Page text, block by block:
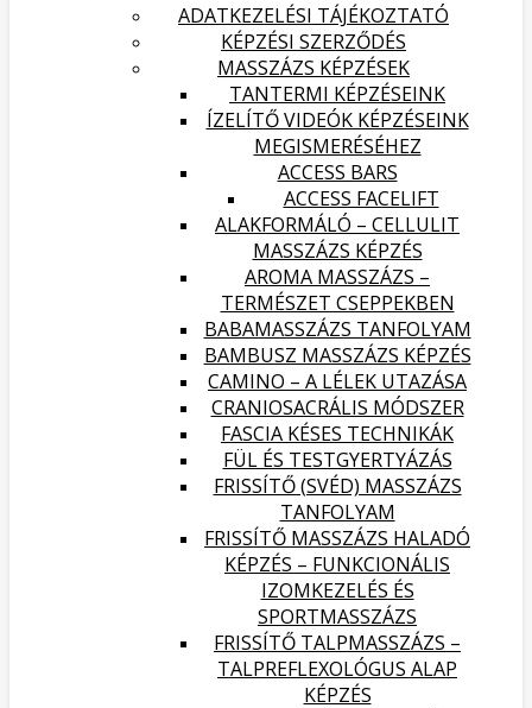
ADATKEZELÉSI TÁJÉKOZTATÓ
KÉPZÉSI SZERZŐDÉS
MASSZÁZS KÉPZÉSEK
TANTERMI KÉPZÉSEINK
ÍZELÍTŐ VIDEÓK KÉPZÉSEINK
MEGISMERÉSÉHEZ
ACCESS BARS
ACCESS FACELIFT
ALAKFORMÁLÓ – CELLULIT
MASSZÁZS KÉPZÉS
AROMA MASSZÁZS –
TERMÉSZET CSEPPEKBEN
BABAMASSZÁZS TANFOLYAM
BAMBUSZ MASSZÁZS KÉPZÉS
CAMINO – A LÉLEK UTAZÁSA
CRANIOSACRÁLIS MÓDSZER
FASCIA KÉSES TECHNIKÁK
FÜL ÉS TESTGYERTYÁZÁS
FRISSÍTŐ (SVÉD) MASSZÁZS
TANFOLYAM
FRISSÍTŐ MASSZÁZS HALADÓ
KÉPZÉS – FUNKCIONÁLIS
IZOMKEZELÉS ÉS
SPORTMASSZÁZS
FRISSÍTŐ TALPMASSZÁZS –
TALPREFLEXOLÓGUS ALAP
KÉPZÉS